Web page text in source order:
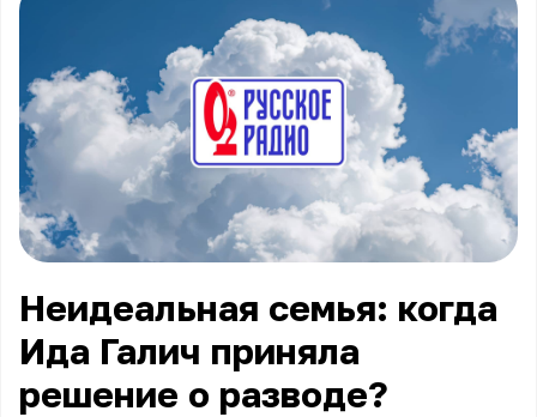
Неидеальная семья: когда
Ида Галич приняла
решение о разводе?